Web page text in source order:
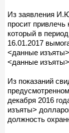
Из заявления
просит привлечь
который в
16.01.2017
<данные изъяты>
<данные
Из показаний
декабря 2016
изъяты>
должность